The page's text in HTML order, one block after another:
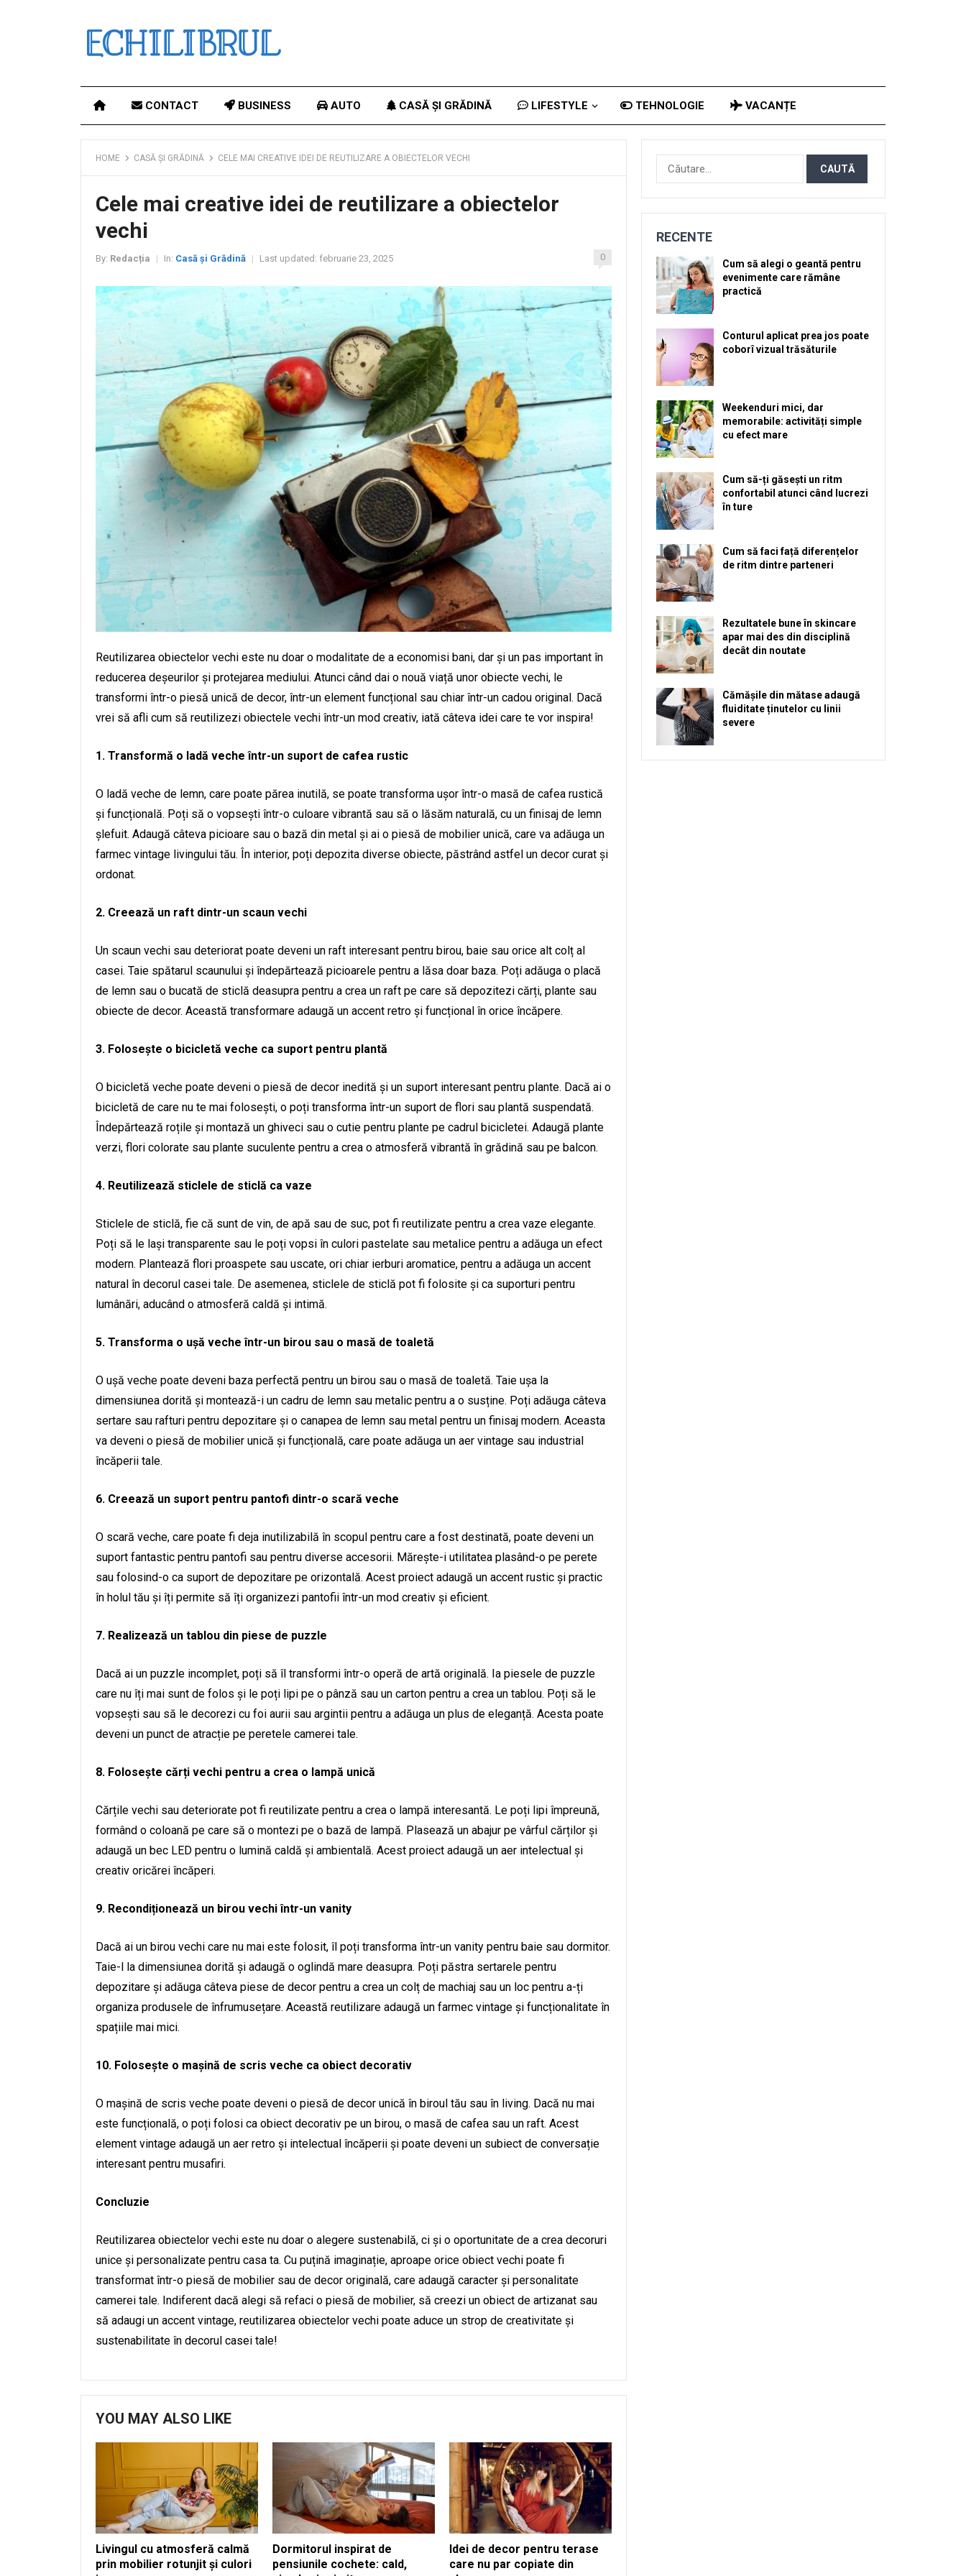
CONTACT BUSINESS AUTO CASĂ ȘI GRĂDINĂ LIFESTYLE TEHNOLOGIE VACANȚE
HOME CASĂ ȘI GRĂDINĂ CELE MAI CREATIVE IDEI DE REUTILIZARE A OBIECTELOR VECHI
Cele mai creative idei de reutilizare a obiectelor
vechi
By: Redacția In: Casă și Grădină Last updated: februarie 23, 2025 0
Reutilizarea obiectelor vechi este nu doar o modalitate de a economisi bani, dar și un pas important în
reducerea deșeurilor și protejarea mediului. Atunci când dai o nouă viață unor obiecte vechi, le
transformi într-o piesă unică de decor, într-un element funcțional sau chiar într-un cadou original. Dacă
vrei să afli cum să reutilizezi obiectele vechi într-un mod creativ, iată câteva idei care te vor inspira!
1. Transformă o ladă veche într-un suport de cafea rustic
O ladă veche de lemn, care poate părea inutilă, se poate transforma ușor într-o masă de cafea rustică
și funcțională. Poți să o vopsești într-o culoare vibrantă sau să o lăsăm naturală, cu un finisaj de lemn
șlefuit. Adaugă câteva picioare sau o bază din metal și ai o piesă de mobilier unică, care va adăuga un
farmec vintage livingului tău. În interior, poți depozita diverse obiecte, păstrând astfel un decor curat și
ordonat.
2. Creează un raft dintr-un scaun vechi
Un scaun vechi sau deteriorat poate deveni un raft interesant pentru birou, baie sau orice alt colț al
casei. Taie spătarul scaunului și îndepărtează picioarele pentru a lăsa doar baza. Poți adăuga o placă
de lemn sau o bucată de sticlă deasupra pentru a crea un raft pe care să depozitezi cărți, plante sau
obiecte de decor. Această transformare adaugă un accent retro și funcțional în orice încăpere.
3. Folosește o bicicletă veche ca suport pentru plantă
O bicicletă veche poate deveni o piesă de decor inedită și un suport interesant pentru plante. Dacă ai o
bicicletă de care nu te mai folosești, o poți transforma într-un suport de flori sau plantă suspendată.
Îndepărtează roțile și montază un ghiveci sau o cutie pentru plante pe cadrul bicicletei. Adaugă plante
verzi, flori colorate sau plante suculente pentru a crea o atmosferă vibrantă în grădină sau pe balcon.
4. Reutilizează sticlele de sticlă ca vaze
Sticlele de sticlă, fie că sunt de vin, de apă sau de suc, pot fi reutilizate pentru a crea vaze elegante.
Poți să le lași transparente sau le poți vopsi în culori pastelate sau metalice pentru a adăuga un efect
modern. Plantează flori proaspete sau uscate, ori chiar ierburi aromatice, pentru a adăuga un accent
natural în decorul casei tale. De asemenea, sticlele de sticlă pot fi folosite și ca suporturi pentru
lumânări, aducând o atmosferă caldă și intimă.
5. Transforma o ușă veche într-un birou sau o masă de toaletă
O ușă veche poate deveni baza perfectă pentru un birou sau o masă de toaletă. Taie ușa la
dimensiunea dorită și montează-i un cadru de lemn sau metalic pentru a o susține. Poți adăuga câteva
sertare sau rafturi pentru depozitare și o canapea de lemn sau metal pentru un finisaj modern. Aceasta
va deveni o piesă de mobilier unică și funcțională, care poate adăuga un aer vintage sau industrial
încăperii tale.
6. Creează un suport pentru pantofi dintr-o scară veche
O scară veche, care poate fi deja inutilizabilă în scopul pentru care a fost destinată, poate deveni un
suport fantastic pentru pantofi sau pentru diverse accesorii. Mărește-i utilitatea plasând-o pe perete
sau folosind-o ca suport de depozitare pe orizontală. Acest proiect adaugă un accent rustic și practic
în holul tău și îți permite să îți organizezi pantofii într-un mod creativ și eficient.
7. Realizează un tablou din piese de puzzle
Dacă ai un puzzle incomplet, poți să îl transformi într-o operă de artă originală. Ia piesele de puzzle
care nu îți mai sunt de folos și le poți lipi pe o pânză sau un carton pentru a crea un tablou. Poți să le
vopsești sau să le decorezi cu foi aurii sau argintii pentru a adăuga un plus de eleganță. Acesta poate
deveni un punct de atracție pe peretele camerei tale.
8. Folosește cărți vechi pentru a crea o lampă unică
Cărțile vechi sau deteriorate pot fi reutilizate pentru a crea o lampă interesantă. Le poți lipi împreună,
formând o coloană pe care să o montezi pe o bază de lampă. Plasează un abajur pe vârful cărților și
adaugă un bec LED pentru o lumină caldă și ambientală. Acest proiect adaugă un aer intelectual și
creativ oricărei încăperi.
9. Recondiționează un birou vechi într-un vanity
Dacă ai un birou vechi care nu mai este folosit, îl poți transforma într-un vanity pentru baie sau dormitor.
Taie-l la dimensiunea dorită și adaugă o oglindă mare deasupra. Poți păstra sertarele pentru
depozitare și adăuga câteva piese de decor pentru a crea un colț de machiaj sau un loc pentru a-ți
organiza produsele de înfrumusețare. Această reutilizare adaugă un farmec vintage și funcționalitate în
spațiile mai mici.
10. Folosește o mașină de scris veche ca obiect decorativ
O mașină de scris veche poate deveni o piesă de decor unică în biroul tău sau în living. Dacă nu mai
este funcțională, o poți folosi ca obiect decorativ pe un birou, o masă de cafea sau un raft. Acest
element vintage adaugă un aer retro și intelectual încăperii și poate deveni un subiect de conversație
interesant pentru musafiri.
Concluzie
Reutilizarea obiectelor vechi este nu doar o alegere sustenabilă, ci și o oportunitate de a crea decoruri
unice și personalizate pentru casa ta. Cu puțină imaginație, aproape orice obiect vechi poate fi
transformat într-o piesă de mobilier sau de decor originală, care adaugă caracter și personalitate
camerei tale. Indiferent dacă alegi să refaci o piesă de mobilier, să creezi un obiect de artizanat sau
să adaugi un accent vintage, reutilizarea obiectelor vechi poate aduce un strop de creativitate și
sustenabilitate în decorul casei tale!
YOU MAY ALSO LIKE
Livingul cu atmosferă calmă
prin mobilier rotunjit și culori
Dormitorul inspirat de
pensiunile cochete: cald,
Idei de decor pentru terase
care nu par copiate din
Caută
după:
RECENTE
Cum să alegi o geantă pentru
evenimente care rămâne
practică
Conturul aplicat prea jos poate
coborî vizual trăsăturile
Weekenduri mici, dar
memorabile: activități simple
cu efect mare
Cum să-ți găsești un ritm
confortabil atunci când lucrezi
în ture
Cum să faci față diferențelor
de ritm dintre parteneri
Rezultatele bune în skincare
apar mai des din disciplină
decât din noutate
Cămășile din mătase adaugă
fluiditate ținutelor cu linii
severe